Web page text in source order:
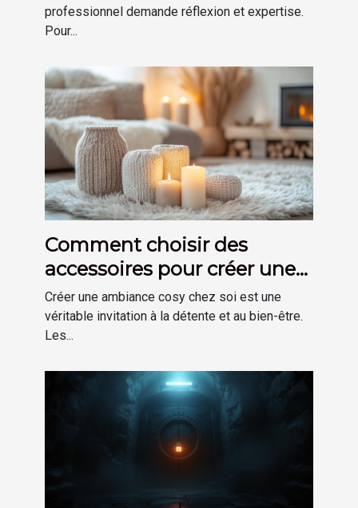
professionnel demande réflexion et expertise.
Pour...
Comment choisir des
accessoires pour créer une
ambiance cosy chez soi
Créer une ambiance cosy chez soi est une
véritable invitation à la détente et au bien-être.
Les...